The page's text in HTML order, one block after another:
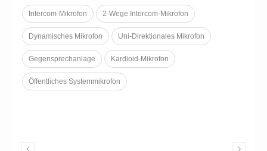
die Einrichtung einfach und stabil. Ideal
für Ticketstände, Bankschalter,
Sicherheitsstationen und
Empfangstheken.
Intercom-Mikrofon 2-Wege Intercom-Mikrofon
Dynamisches Mikrofon Uni-Direktionales Mikrofon
Gegensprechanlage Kardioid-Mikrofon
Öffentliches Systemmikrofon